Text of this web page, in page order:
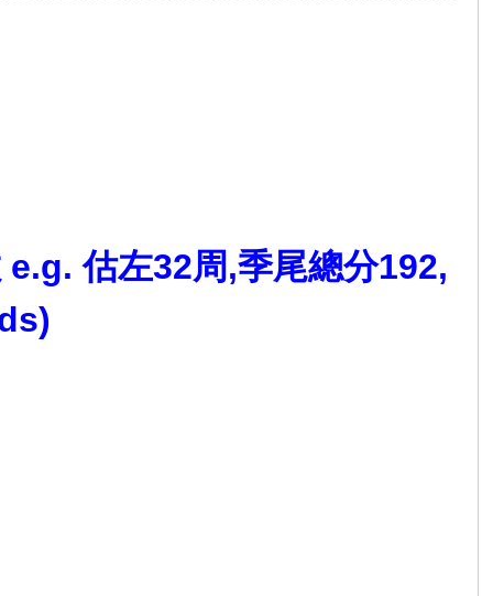
估左32周,季尾總分192,